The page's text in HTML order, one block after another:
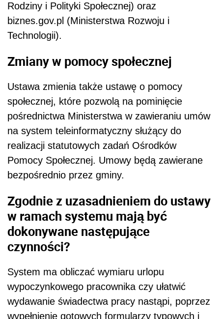
Rodziny i Polityki Społecznej) oraz
biznes.gov.pl (Ministerstwa Rozwoju i
Technologii).
Zmiany w pomocy społecznej
Ustawa zmienia także ustawę o pomocy
społecznej, które pozwolą na pominięcie
pośrednictwa Ministerstwa w zawieraniu umów
na system teleinformatyczny służący do
realizacji statutowych zadań Ośrodków
Pomocy Społecznej. Umowy będą zawierane
bezpośrednio przez gminy.
Zgodnie z uzasadnieniem do ustawy
w ramach systemu mają być
dokonywane następujące
czynności?
System ma obliczać wymiaru urlopu
wypoczynkowego pracownika czy ułatwić
wydawanie świadectwa pracy nastąpi, poprzez
wypełnienie gotowych formularzy typowych i